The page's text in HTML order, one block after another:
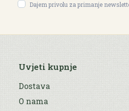
Dajem privolu za primanje
Uvjeti kupnje
Dostava
O nama